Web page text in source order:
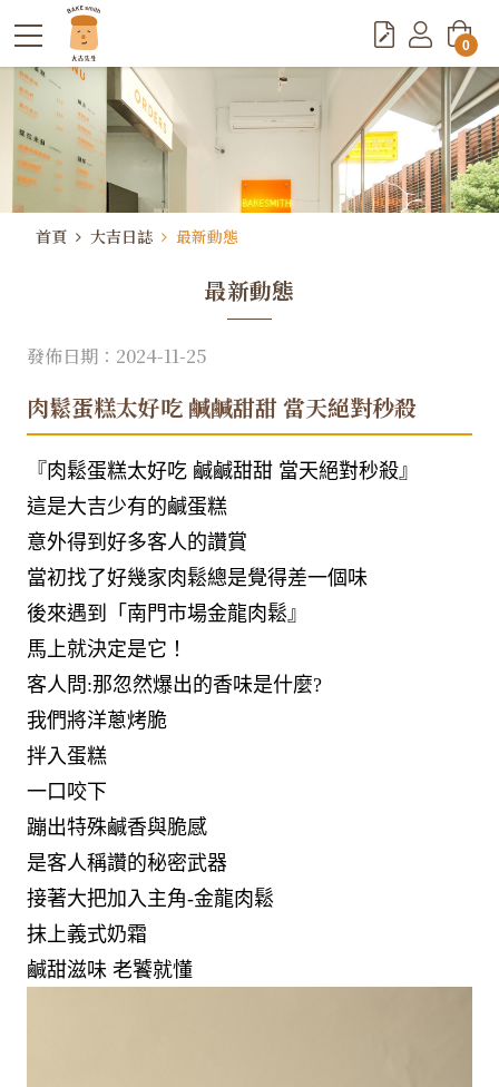
首頁 大吉日誌 最新動態
最新動態
發佈日期：2024-11-25
肉鬆蛋糕太好吃 鹹鹹甜甜 當天絕對秒殺
『肉鬆蛋糕太好吃 鹹鹹甜甜 當天絕對秒殺』
這是大吉少有的鹹蛋糕
意外得到好多客人的讚賞
當初找了好幾家肉鬆總是覺得差一個味
後來遇到「南門市場金龍肉鬆』
馬上就決定是它！
客人問:那忽然爆出的香味是什麼?
我們將洋蔥烤脆
拌入蛋糕
一口咬下
蹦出特殊鹹香與脆感
是客人稱讚的秘密武器
接著大把加入主角-金龍肉鬆
抹上義式奶霜
鹹甜滋味 老饕就懂
0